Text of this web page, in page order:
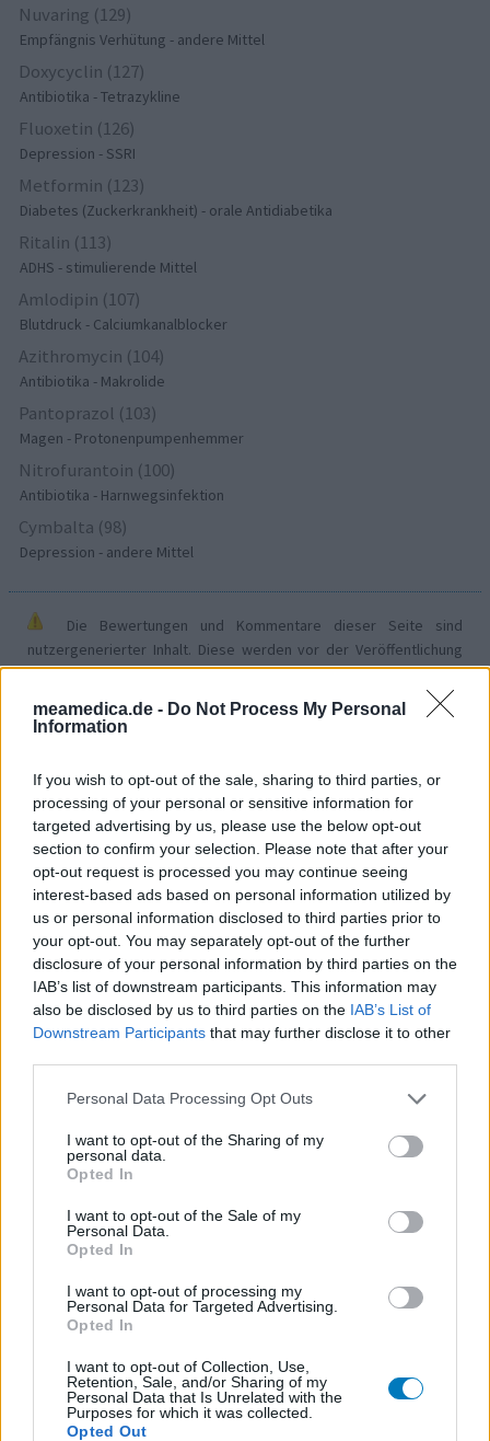
meamedica.de - Do Not Process My Personal
Information
If you wish to opt-out of the sale, sharing to third parties, or
processing of your personal or sensitive information for
targeted advertising by us, please use the below opt-out
section to confirm your selection. Please note that after your
opt-out request is processed you may continue seeing
interest-based ads based on personal information utilized by
us or personal information disclosed to third parties prior to
your opt-out. You may separately opt-out of the further
disclosure of your personal information by third parties on the
IAB’s list of downstream participants. This information may
also be disclosed by us to third parties on the IAB’s List of
Downstream Participants that may further disclose it to other
Personal Data Processing Opt Outs
I want to opt-out of the Sharing of my
personal data.
Opted In
I want to opt-out of the Sale of my
Personal Data.
Opted In
I want to opt-out of processing my
Personal Data for Targeted Advertising.
Opted In
I want to opt-out of Collection, Use,
Retention, Sale, and/or Sharing of my
Personal Data that Is Unrelated with the
Purposes for which it was collected.
Opted Out
Nuvaring (129)
Empfängnis Verhütung - andere Mittel
Doxycyclin (127)
Antibiotika - Tetrazykline
Fluoxetin (126)
Depression - SSRI
Metformin (123)
Diabetes (Zuckerkrankheit) - orale Antidiabetika
Ritalin (113)
ADHS - stimulierende Mittel
Amlodipin (107)
Blutdruck - Calciumkanalblocker
Azithromycin (104)
Antibiotika - Makrolide
Pantoprazol (103)
Magen - Protonenpumpenhemmer
Nitrofurantoin (100)
Antibiotika - Harnwegsinfektion
Cymbalta (98)
Depression - andere Mittel
Die Bewertungen und Kommentare dieser Seite sind
nutzergenerierter Inhalt. Diese werden vor der Veröffentlichung
gelesen und teilweise überarbeitet, um unseren Standards (für
Arzneimittel- und Gesundheitszustand) zu entsprechen. Wir
setzen von unseren Benutzern keine nachgewiesenen
Meinungen und Erfahrungen nur die Ansichten der jeweiligen
Autoren wieder und nicht jene des Eigentümers dieser Website.
Bitte beachten Sie, dass eine Erfahrung von Person zu Person
unterschiedlich sein kann und dass Sie sich immer an Ihren Arzt
oder Apotheker wenden sollten, um medizinischen Rat zu
Medikamenten zu erhalten.